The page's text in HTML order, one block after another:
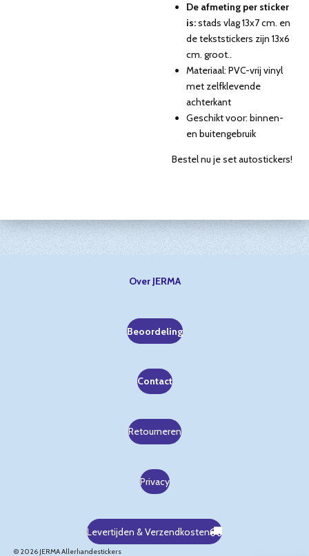
De afmeting per sticker
is:stads vlag 13x7 cm. en
de tekststickers zijn 13x6
cm. groot..
Materiaal: PVC-vrij vinyl
met zelfklevende
achterkant
Geschikt voor: binnen-
en buitengebruik
Bestel nu je set autostickers!
Over JERMA
Beoordeling
Contact
Retourneren
Privacy
Levertijden & Verzendkosten
© 2026 JERMA Allerhandestickers